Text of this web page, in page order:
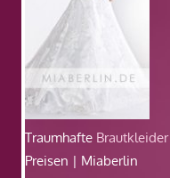
Traumhafte Brautkleider
Preisen | Miaberlin